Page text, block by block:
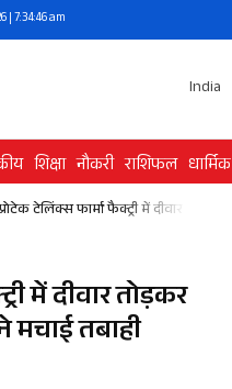
| 7:34:46 am
India
शिक्षा नौकरी राशिफल धार्मिक
प्रोटेक टेलिंक्स फार्मा फैक्ट्री में दीवार
में दीवार तोड़कर
तबाही